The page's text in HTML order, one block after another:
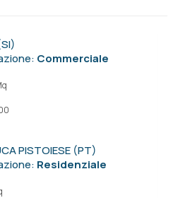
Commerciale
PISTOIESE (PT)
Residenziale